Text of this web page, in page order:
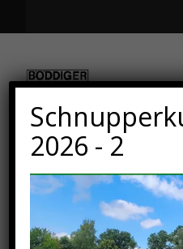
18. MÄRZ 2023
2026 - 2